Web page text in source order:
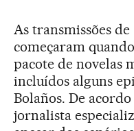
As transmissões de
começaram
pacote de novelas
incluídos alguns
Bolaños. De
jornalista